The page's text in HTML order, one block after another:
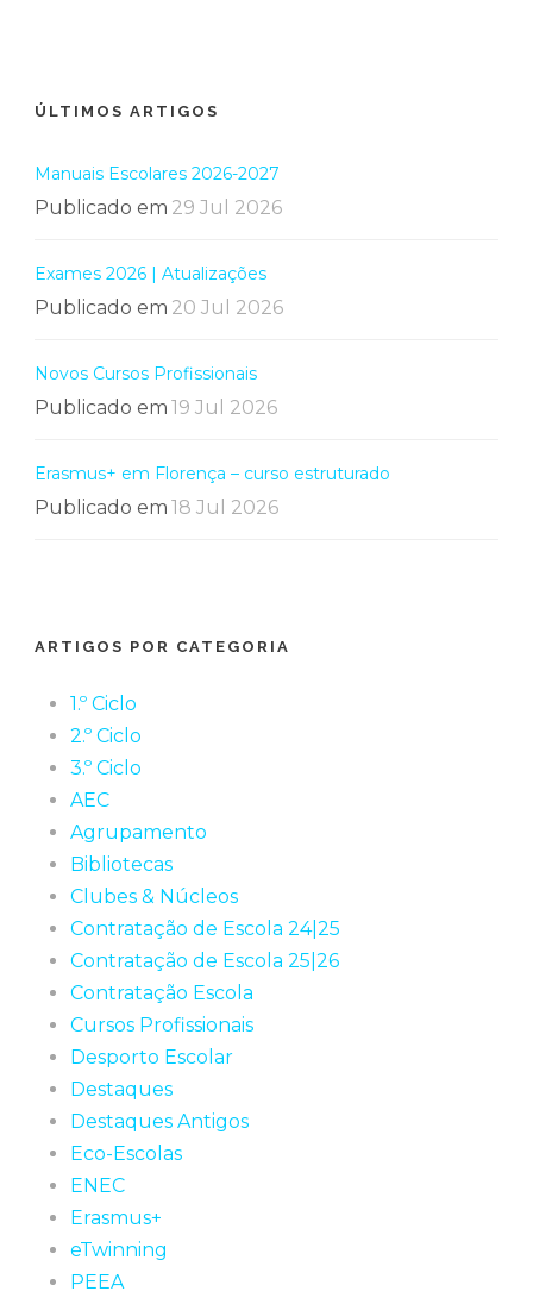
ÚLTIMOS ARTIGOS
Manuais Escolares 2026-2027
Publicado em 29 Jul 2026
Exames 2026 | Atualizações
Publicado em 20 Jul 2026
Novos Cursos Profissionais
Publicado em 19 Jul 2026
Erasmus+ em Florença – curso estruturado
Publicado em 18 Jul 2026
ARTIGOS POR CATEGORIA
1.º Ciclo
2.º Ciclo
3.º Ciclo
AEC
Agrupamento
Bibliotecas
Clubes & Núcleos
Contratação de Escola 24|25
Contratação de Escola 25|26
Contratação Escola
Cursos Profissionais
Desporto Escolar
Destaques
Destaques Antigos
Eco-Escolas
ENEC
Erasmus+
eTwinning
PEEA